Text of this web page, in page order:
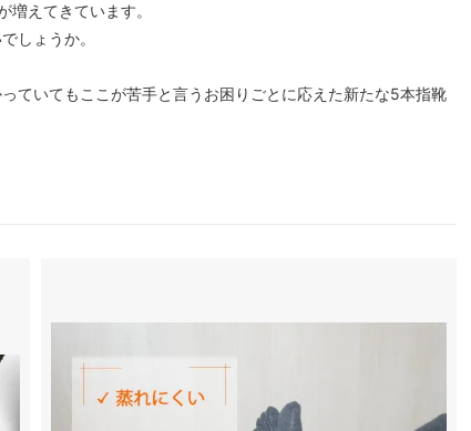
えてきています。
しょうか。
ていてもここが苦手と言うお困りごとに応えた新たな5本指靴